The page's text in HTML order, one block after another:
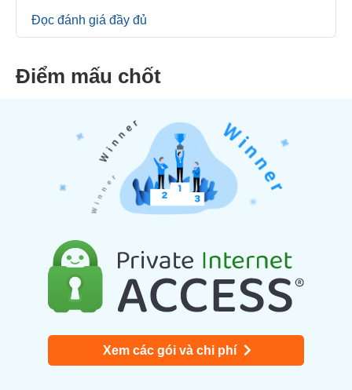
Đọc đánh giá đầy đủ
Điểm mấu chốt
Xem các gói và chi phí